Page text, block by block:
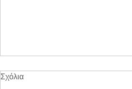
Σχόλια